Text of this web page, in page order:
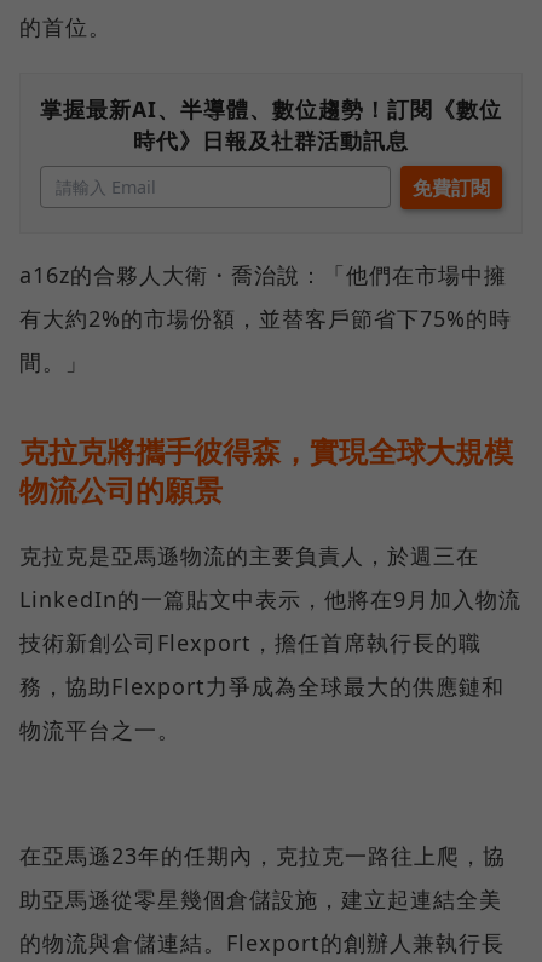
的首位。
掌握最新AI、半導體、數位趨勢！訂閱《數位
時代》日報及社群活動訊息
a16z的合夥人大衛・喬治說：「他們在市場中擁
有大約2%的市場份額，並替客戶節省下75%的時
間。」
克拉克將攜手彼得森，實現全球大規模
物流公司的願景
克拉克是亞馬遜物流的主要負責人，於週三在
LinkedIn的一篇貼文中表示，他將在9月加入物流
技術新創公司Flexport，擔任首席執行長的職
務，協助Flexport力爭成為全球最大的供應鏈和
物流平台之一。
在亞馬遜23年的任期內，克拉克一路往上爬，協
助亞馬遜從零星幾個倉儲設施，建立起連結全美
的物流與倉儲連結。Flexport的創辦人兼執行長